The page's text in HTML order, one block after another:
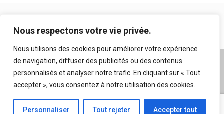
Nous respectons votre vie privée.
Nous utilisons des cookies pour améliorer votre expérience
de navigation, diffuser des publicités ou des contenus
personnalisés et analyser notre trafic. En cliquant sur « Tout
accepter », vous consentez à notre utilisation des cookies.
Personnaliser Tout rejeter Accepter tout
A propos|Mentions légales|Conditions générales
d’utilisation|Flux RSS| Nos auteurs|Archives|
Suggestion de contenu